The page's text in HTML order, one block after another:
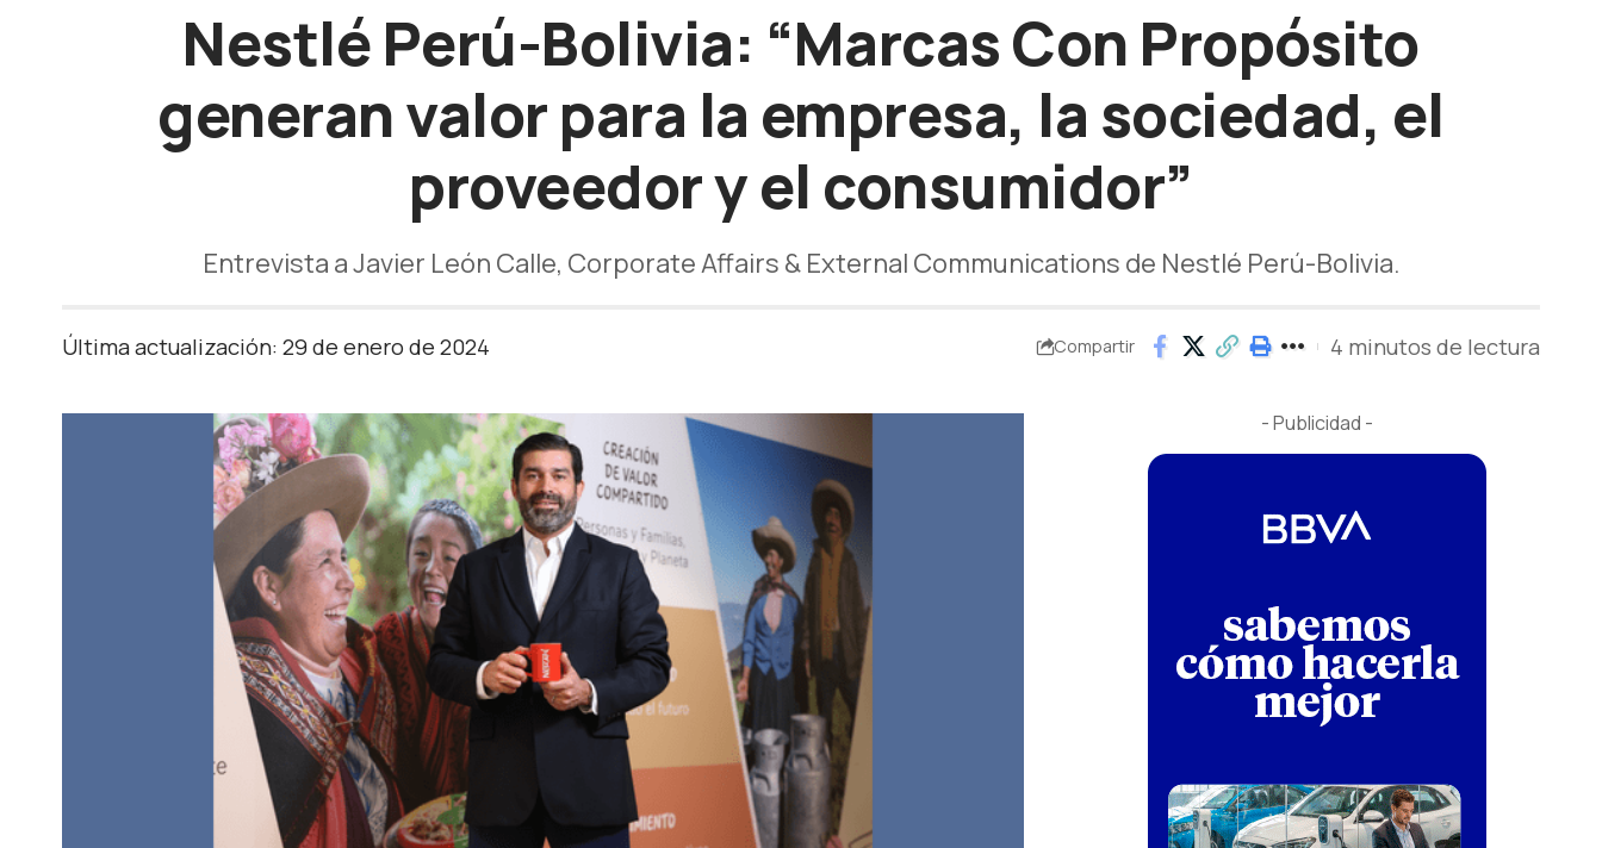
Nestlé Perú-Bolivia: “Marcas Con Propósito
generan valor para la empresa, la sociedad, el
proveedor y el consumidor”
Entrevista a Javier León Calle, Corporate Affairs & External Communications de Nestlé Perú-Bolivia.
Última actualización: 29 de enero de 2024 Compartir 4 minutos de lectura
- Publicidad -